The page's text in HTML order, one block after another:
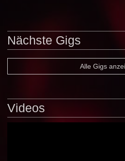
Nächste Gigs
Alle Gigs
Videos